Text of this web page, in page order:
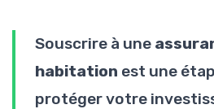
Souscrire à une
habitation est une
protéger votre